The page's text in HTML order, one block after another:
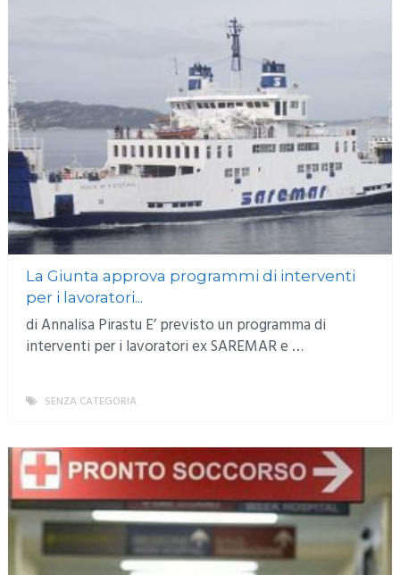
La Giunta approva programmi di interventi
per i lavoratori...
di Annalisa Pirastu E’ previsto un programma di
interventi per i lavoratori ex SAREMAR e …
SENZA CATEGORIA